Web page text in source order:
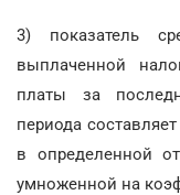
3) показатель
выплаченной
платы за
периода
в определенной
умноженной на